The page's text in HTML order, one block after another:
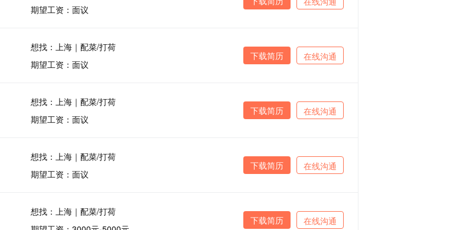
期望工资：面议
想找：上海｜配菜/打荷
期望工资：面议
在线沟通
下载简历
想找：上海｜配菜/打荷
期望工资：面议
在线沟通
下载简历
想找：上海｜配菜/打荷
期望工资：面议
在线沟通
下载简历
想找：上海｜配菜/打荷
在线沟通
下载简历